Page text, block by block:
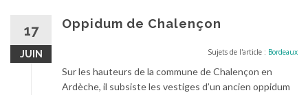
17
JUIN
Oppidum de Chalençon
Sujets de l'article : Bordeaux
Sur les hauteurs de la commune de Chalençon en
Ardèche, il subsiste les vestiges d’un ancien oppidum